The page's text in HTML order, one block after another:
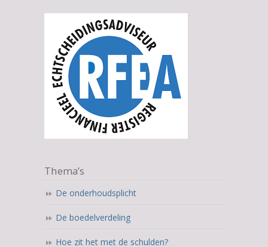
Thema’s
De onderhoudsplicht
De boedelverdeling
Hoe zit het met de schulden?